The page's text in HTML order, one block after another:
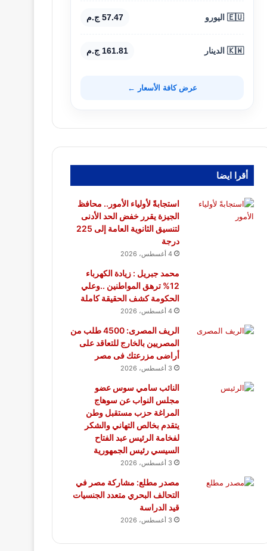
🇪🇺 اليورو 57.47 ج.م
🇰🇼 الدينار 161.81 ج.م
عرض كافة الأسعار ←
أقرا ايضا
استجابةً لأولياء الأمور.. محافظ
الجيزة يقرر خفض الحد الأدنى
لتنسيق الثانوية العامة إلى 225
درجة
4 أغسطس، 2026
محمد جبريل : زيادة الكهرباء
12% ترهق المواطنين ..وعلي
الحكومة كشف الحقيقة كاملة
4 أغسطس، 2026
الريف المصرى: 4500 طلب من
المصريين بالخارج للتعاقد على
أراضى مزرعتك فى مصر
3 أغسطس، 2026
النائب سامي سوس عضو
مجلس النواب عن سوهاج
المراغة حزب مستقبل وطن
يتقدم بخالص التهاني والشكر
لفخامة الرئيس عبد الفتاح
السيسي رئيس الجمهورية
3 أغسطس، 2026
مصدر مطلع: مشاركة مصر في
التحالف البحري متعدد الجنسيات
قيد الدراسة
3 أغسطس، 2026